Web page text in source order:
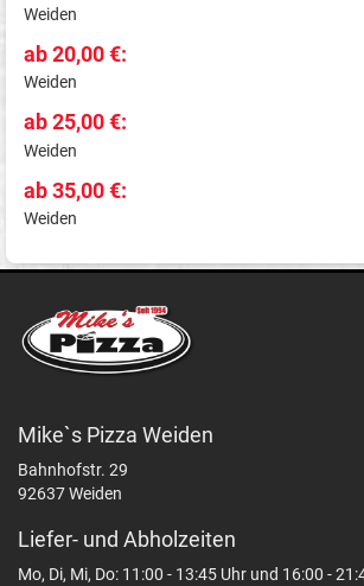
Weiden
ab 20,00 €:
Weiden
ab 25,00 €:
Weiden
ab 35,00 €:
Weiden
Mike`s Pizza Weiden
Bahnhofstr. 29
92637 Weiden
Liefer- und Abholzeiten
Mo, Di, Mi, Do: 11:00 - 13:45 Uhr und 16:00 -